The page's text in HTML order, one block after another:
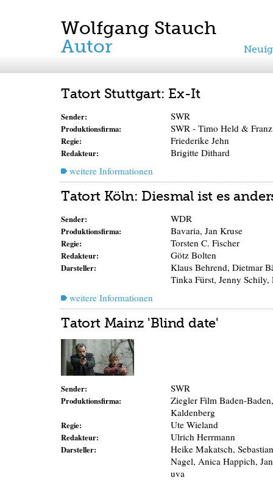
Wolfgang Stauch
Autor
Tatort Stuttgart: Ex-It
Sender: SWR
Produktionsfirma: SWR - Timo Held &
Regie: Friederike Jehn
Redakteur:
Brigitte Dithard
weitere Informationen
Tatort Köln: Diesmal ist es
Sender: WDR
Produktionsfirma: Bavaria, Jan Kruse
Regie: Torsten C. Fischer
Redakteur: Götz Bolten
Darsteller:
Klaus Behrend, Dietmar
Tinka Fürst, Jenny
weitere Informationen
Tatort Mainz 'Blind date'
Sender: SWR
Produktionsfirma:
Ziegler Film Baden-
Kaldenberg
Regie: Ute Wieland
Redakteur: Ulrich Herrmann
Darsteller:
Heike Makatsch,
Nagel, Anica Happich,
uva